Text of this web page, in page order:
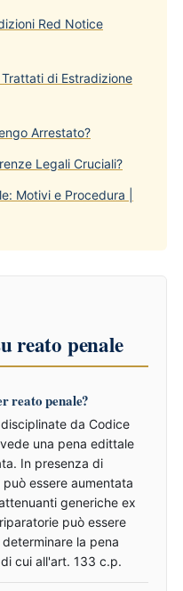
Red Notice
di Estradizione
Arrestato?
Legali Cruciali?
Motivi e Procedura |
reato penale
reato penale?
da Codice
una pena edittale
In presenza di
essere aumentata
generiche ex
può essere
la pena
cui all'art. 133 c.p.